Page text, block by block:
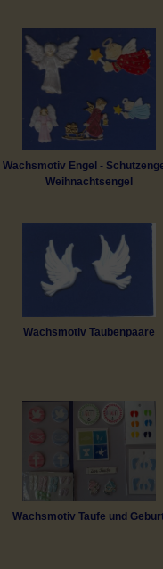
Wachsmotiv Engel -
Weihnachtsengel
Wachsmotiv Taubenpaare
Wachsmotiv Taufe und